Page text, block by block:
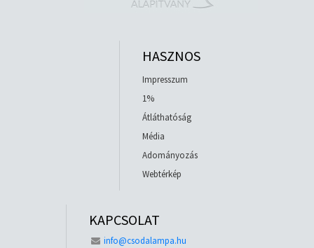
HASZNOS
Impresszum
1%
Átláthatóság
Média
Adományozás
Webtérkép
KAPCSOLAT
info@csodalampa.hu